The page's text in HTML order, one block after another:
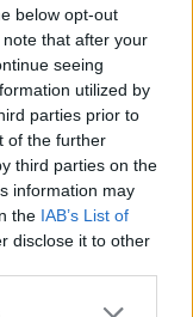
below opt-out
that after your
seeing
utilized by
parties prior to
of the further
third parties on the
information may
the IAB’s List of
disclose it to other